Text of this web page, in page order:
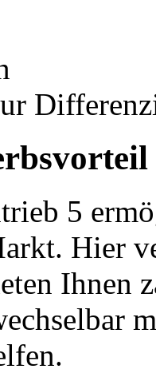
5
Hier
Ihnen